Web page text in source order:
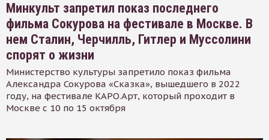
Минкульт запретил показ последнего
фильма Сокурова на фестивале в Москве. В
нем Сталин, Черчилль, Гитлер и Муссолини
спорят о жизни
Министерство культуры запретило показ фильма
Александра Сокурова «Сказка», вышедшего в 2022
году, на фестивале КАРО.Арт, который проходит в
Москве с 10 по 15 октября